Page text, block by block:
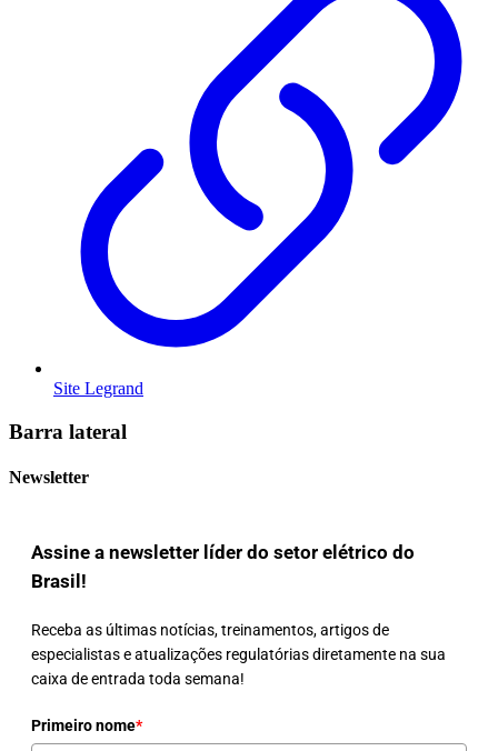
Site Legrand
Barra lateral
Newsletter
Assine a newsletter líder do setor elétrico do
Brasil!
Receba as últimas notícias, treinamentos, artigos de
especialistas e atualizações regulatórias diretamente na sua
caixa de entrada toda semana!
Primeiro nome*